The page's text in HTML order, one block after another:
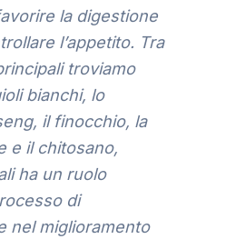
la digestione
l’appetito. Tra
troviamo
bianchi, lo
il finocchio, la
e il chitosano,
ha un ruolo
di
nel miglioramento